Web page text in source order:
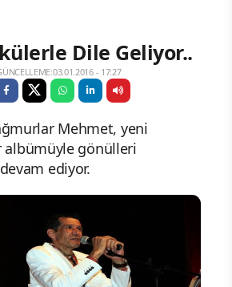
Dile Geliyor..
- 17:27
Mehmet, yeni
albümüyle gönülleri
ediyor.